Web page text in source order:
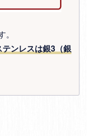
ンレスは銀3（銀